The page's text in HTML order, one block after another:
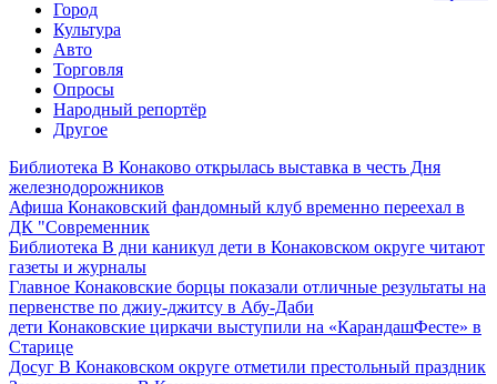
Город
Культура
Авто
Торговля
Опросы
Народный репортёр
Другое
Библиотека В Конаково открылась выставка в честь Дня
железнодорожников
Афиша Конаковский фандомный клуб временно переехал в
ДК "Современник
Библиотека В дни каникул дети в Конаковском округе читают
газеты и журналы
Главное Конаковские борцы показали отличные результаты на
первенстве по джиу-джитсу в Абу-Даби
дети Конаковские циркачи выступили на «КарандашФесте» в
Старице
Досуг В Конаковском округе отметили престольный праздник